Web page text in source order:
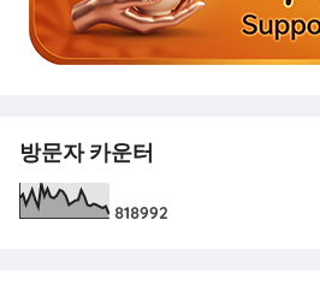
방문자 카운터
818992